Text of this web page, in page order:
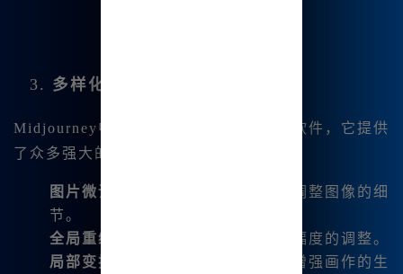
3. 多样化的绘画功能
Midjourney中文版不仅仅是普通的绘画软件，它提供
了众多强大的功能，例如：
图片微调
：我可以通过简单的操作调整图像的细
节。
全局重绘
：能够对整个画面进行大幅度的调整。
局部变换
：对局部区域进行微调，增强画作的生